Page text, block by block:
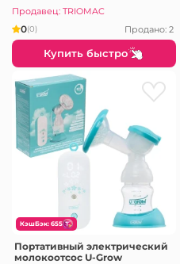
Продавец: TRIOMAC
0(0) Продано: 2
Купить быстро
КэшБэк: 655
Портативный электрический
молокоотсос U-Grow